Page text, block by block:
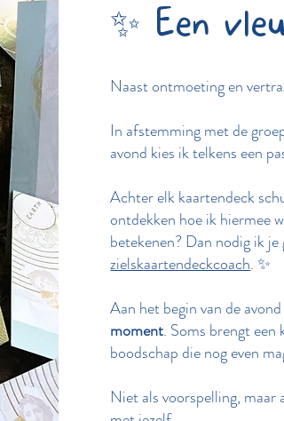
✨ Een
Naast ontmoeting en
In afstemming met de
avond kies ik telkens een
Achter elk kaartendeck
ontdekken hoe ik hiermee
betekenen? Dan nodig ik
zielskaartendeckcoach. ✨
Aan het begin van de
moment. Soms brengt een
boodschap die nog even
Niet als voorspelling, maar